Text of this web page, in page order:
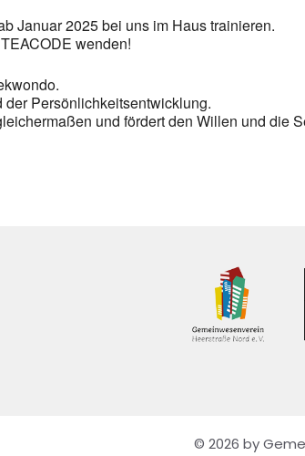
Januar 2025 bei uns im Haus trainieren.
wenden!
Persönlichkeitsentwicklung.
und fördert den Willen und die
© 2026 by